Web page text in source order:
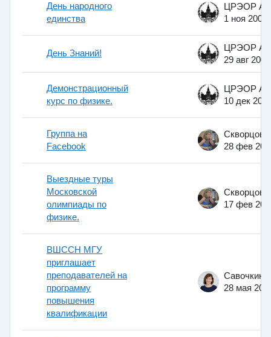
День народного
единства
1 ноя 2008
День Знаний!
29 авг 2008
Демонстрационный
курс по физике.
10 дек
Группа на
Facebook
28 фев
Выездные туры
Московской
олимпиады по
физике.
17 фев
ВШССН МГУ
приглашает
преподавателей на
программу
повышения
квалификации
28 мая